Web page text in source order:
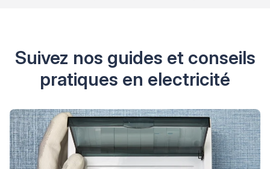
Suivez nos guides et conseils
pratiques en electricité